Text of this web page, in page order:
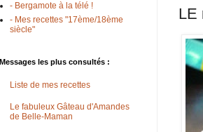
LE
- Bergamote à la télé !
- Mes recettes "17ème/18ème
siècle"
Messages les plus consultés :
Liste de mes recettes
Le fabuleux Gâteau d'Amandes
de Belle-Maman